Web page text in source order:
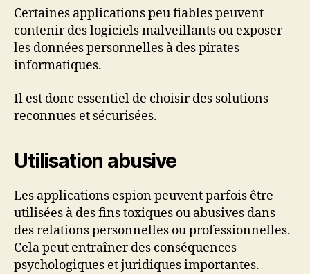
Certaines applications peu fiables peuvent
contenir des logiciels malveillants ou exposer
les données personnelles à des pirates
informatiques.
Il est donc essentiel de choisir des solutions
reconnues et sécurisées.
Utilisation abusive
Les applications espion peuvent parfois être
utilisées à des fins toxiques ou abusives dans
des relations personnelles ou professionnelles.
Cela peut entraîner des conséquences
psychologiques et juridiques importantes.